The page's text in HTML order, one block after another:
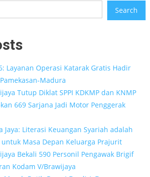
Search
Layanan Operasi Katarak Gratis Hadir
Madura
Tutup Diklat SPPI KDKMP dan KNMP
669 Sarjana Jadi Motor Penggerak
Jaya: Literasi Keuangan Syariah adalah
Masa Depan Keluarga Prajurit
Bekali 590 Personil Pengawak Brigif
Kodam V/Brawijaya